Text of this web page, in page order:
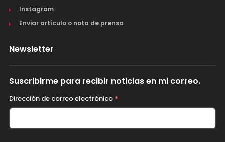
Instagram
Enviar artículo o nota de prensa
Newsletter
Suscribirme para recibir noticias en mi correo.
Dirección de correo electrónico *